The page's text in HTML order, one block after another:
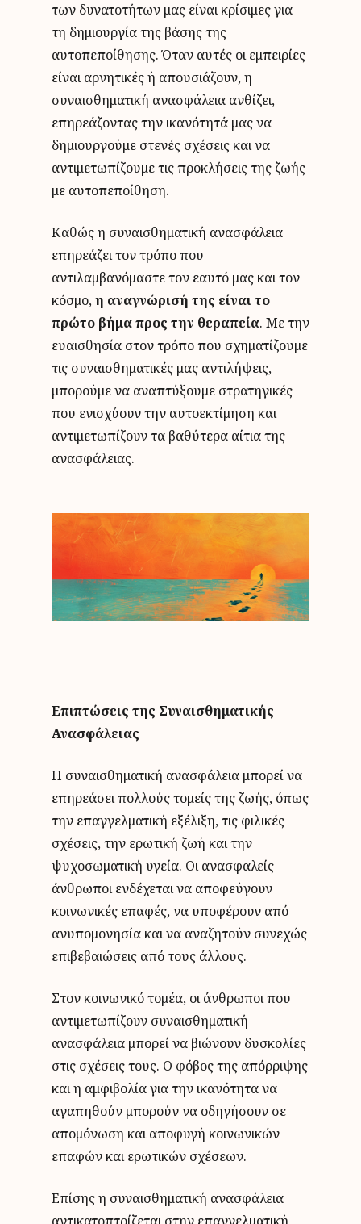
των δυνατοτήτων μας είναι κρίσιμες για
τη δημιουργία της βάσης της
αυτοπεποίθησης. Όταν αυτές οι εμπειρίες
είναι αρνητικές ή απουσιάζουν, η
συναισθηματική ανασφάλεια ανθίζει,
επηρεάζοντας την ικανότητά μας να
δημιουργούμε στενές σχέσεις και να
αντιμετωπίζουμε τις προκλήσεις της ζωής
με αυτοπεποίθηση.
Καθώς η συναισθηματική ανασφάλεια
επηρεάζει τον τρόπο που
αντιλαμβανόμαστε τον εαυτό μας και τον
κόσμο,η αναγνώρισή της είναι το
πρώτο βήμα προς την θεραπεία. Με την
ευαισθησία στον τρόπο που σχηματίζουμε
τις συναισθηματικές μας αντιλήψεις,
μπορούμε να αναπτύξουμε στρατηγικές
που ενισχύουν την αυτοεκτίμηση και
αντιμετωπίζουν τα βαθύτερα αίτια της
ανασφάλειας.
Επιπτώσεις της Συναισθηματικής
Ανασφάλειας
Η συναισθηματική ανασφάλεια μπορεί να
επηρεάσει πολλούς τομείς της ζωής, όπως
την επαγγελματική εξέλιξη, τις φιλικές
σχέσεις, την ερωτική ζωή και την
ψυχοσωματική υγεία. Οι ανασφαλείς
άνθρωποι ενδέχεται να αποφεύγουν
κοινωνικές επαφές, να υποφέρουν από
ανυπομονησία και να αναζητούν συνεχώς
επιβεβαιώσεις από τους άλλους.
Στον κοινωνικό τομέα, οι άνθρωποι που
αντιμετωπίζουν συναισθηματική
ανασφάλεια μπορεί να βιώνουν δυσκολίες
στις σχέσεις τους. O φόβος της απόρριψης
και η αμφιβολία για την ικανότητα να
αγαπηθούν μπορούν να οδηγήσουν σε
απομόνωση και αποφυγή κοινωνικών
επαφών και ερωτικών σχέσεων.
Επίσης η συναισθηματική ανασφάλεια